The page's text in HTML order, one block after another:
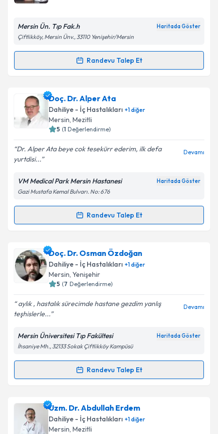
Kişisel verilerimin işlenmesine ilişkin
Metni'ni okudum ve kişisel verilerimin belirtilen
Takvim Talebini Gönder
Mersin Ün. Tıp Fak.h Haritada Göster
Çiftlikköy, Mersin Ünv., 33110 Yenişehir/Mersin
Randevu Talep Et
Randevu Takvimi Talebi
Prof. Dr. Orhan Sezginiçin randevu takvimi talebi
oluşturun. Size bu uzmandan randevu almanız için bir
takvim hazırlandığında e-posta ile bilgilendireceğiz.
Kişisel verilerimin işlenmesine ilişkin
Aydınlatma
Metni'ni okudum ve kişisel verilerimin belirtilen
kapsamda işlenmesini kabul ediyorum.
Doç. Dr. Alper Ata
Dahiliye - İç Hastalıkları +1diğer
Mersin, Mezitli
5 (1 Değerlendirme)
Dr. Alper Ata beye cok tesekürr ederim, ilk defa
yurtdisi...
Devamı
VM Medical Park Mersin Hastanesi Haritada Göster
Gazi Mustafa Kemal Bulvarı. No: 676
Randevu Talep Et
Randevu Takvimi Talebi
Doç. Dr. Alper Ataiçin randevu takvimi talebi
oluşturun. Size bu uzmandan randevu almanız için bir
takvim hazırlandığında e-posta ile bilgilendireceğiz.
Kişisel verilerimin işlenmesine ilişkin
Aydınlatma
Metni'ni okudum ve kişisel verilerimin belirtilen
kapsamda işlenmesini kabul ediyorum.
Doç. Dr. Osman Özdoğan
Dahiliye - İç Hastalıkları +1diğer
Mersin, Yenişehir
5 (7 Değerlendirme)
aylık , hastalık sürecimde hastane gezdim yanlış
teşhislerle...
Devamı
Mersin Üniversitesi Tıp Fakültesi Haritada Göster
İhsaniye Mh., 32133 Sokak Çiftlikköy Kampüsü
Randevu Talep Et
Randevu Takvimi Talebi
Doç. Dr. Osman Özdoğaniçin randevu takvimi talebi
oluşturun. Size bu uzmandan randevu almanız için bir
takvim hazırlandığında e-posta ile bilgilendireceğiz.
Uzm. Dr. Abdullah Erdem
Dahiliye - İç Hastalıkları +1diğer
Mersin, Mezitli